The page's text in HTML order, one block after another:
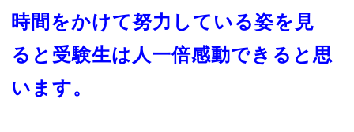
時間をかけて努力している姿を見
ると受験生は人一倍感動できると思
います。